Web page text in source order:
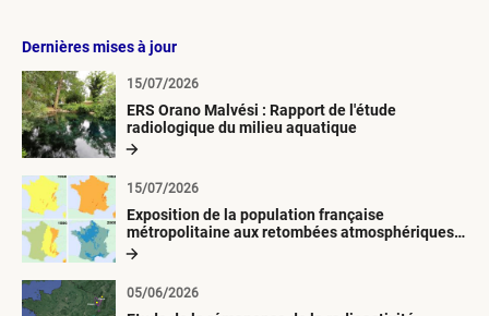
Dernières mises à jour
ERS Orano Malvési : Rapport de l'étude
radiologique du milieu aquatique
15/07/2026
Exposition de la population française
métropolitaine aux retombées atmosphériques
radioactives depuis 1945
15/07/2026
05/06/2026